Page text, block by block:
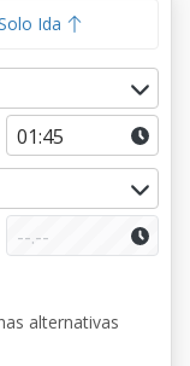
Ida
alternativas